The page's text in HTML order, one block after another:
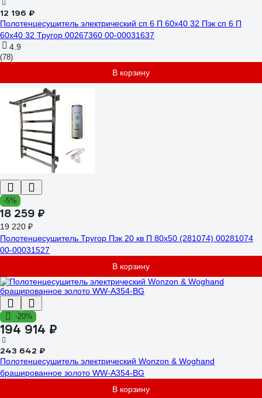
12 196 ₽
Полотенцесушитель электрический сп 6 П 60х40 32 Пэк сп 6 П
60х40 32 Тругор 00267360 00-00031637
4.9
(78)
В корзину
-5%
18 259 ₽
19 220 ₽
Полотенцесушитель Тругор Пэк 20 кв П 80x50 (281074) 00281074
00-00031527
В корзину
-20%
194 914 ₽
243 642 ₽
Полотенцесушитель электрический Wonzon & Woghand
брашированное золото WW-A354-BG
В корзину